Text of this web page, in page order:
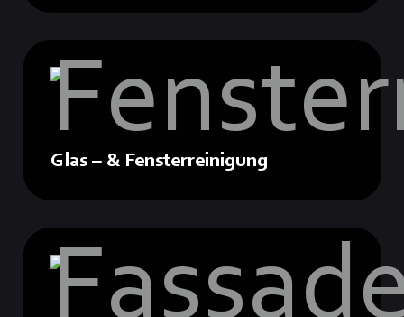
Glas – & Fensterreinigung